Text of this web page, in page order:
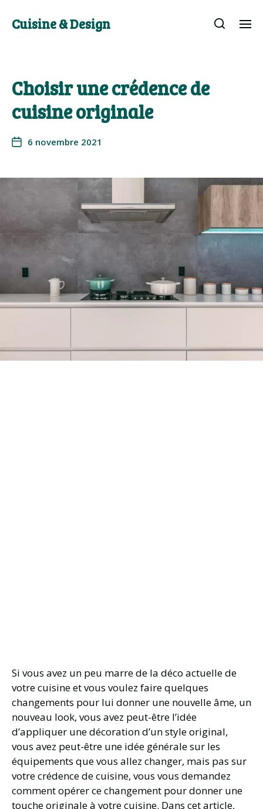
Cuisine & Design
Choisir une crédence de
cuisine originale
6 novembre 2021
Si vous avez un peu marre de la déco actuelle de
votre cuisine et vous voulez faire quelques
changements pour lui donner une nouvelle âme, un
nouveau look, vous avez peut-être l’idée
d’appliquer une décoration d’un style original,
vous avez peut-être une idée générale sur les
équipements que vous allez changer, mais pas sur
votre crédence de cuisine, vous vous demandez
comment opérer ce changement pour donner une
touche originale à votre cuisine. Dans cet article,